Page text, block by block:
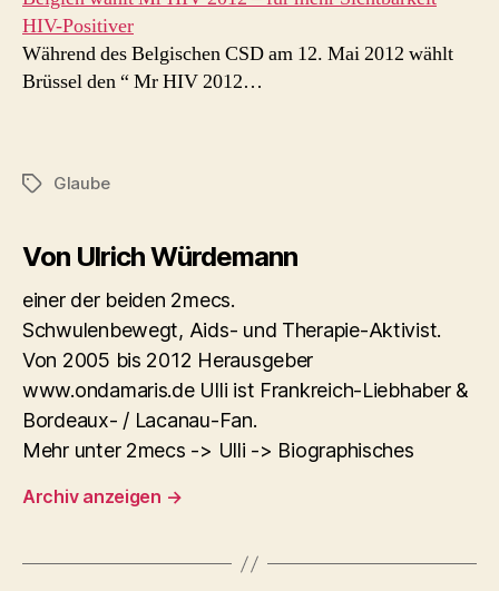
HIV-Positiver
Während des Belgischen CSD am 12. Mai 2012 wählt
Brüssel den “ Mr HIV 2012…
Schlagwörter
Glaube
Von Ulrich Würdemann
einer der beiden 2mecs.
Schwulenbewegt, Aids- und Therapie-Aktivist.
Von 2005 bis 2012 Herausgeber
www.ondamaris.de Ulli ist Frankreich-Liebhaber &
Bordeaux- / Lacanau-Fan.
Mehr unter 2mecs -> Ulli -> Biographisches
Archiv anzeigen →